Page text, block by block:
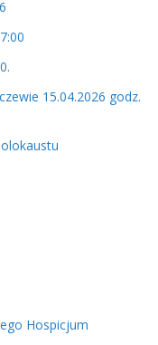
15.04.2026 godz.
Hospicjum